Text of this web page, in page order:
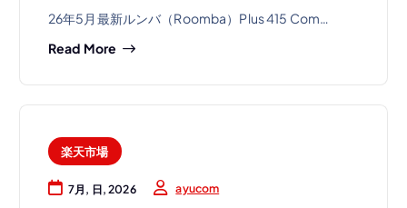
26年5月最新ルンバ（Roomba）Plus 415 Com…
Read More
楽天市場
7月, 日, 2026 ayucom